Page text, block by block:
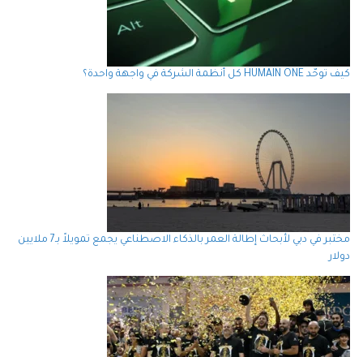
كيف توحّد HUMAIN ONE كل أنظمة الشركة في واجهة واحدة؟
مختبر في دبي لأبحاث إطالة العمر بالذكاء الاصطناعي يجمع تمويلاً بـ7 ملايين
دولار